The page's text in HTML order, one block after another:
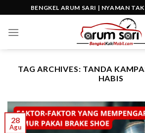
to
content
BENGKEL ARUM SARI | NYAMAN
TAG ARCHIVES: TANDA
HABIS
28
Agu